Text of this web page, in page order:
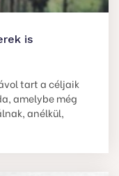
is
tart a céljaik
amelybe még
anélkül,